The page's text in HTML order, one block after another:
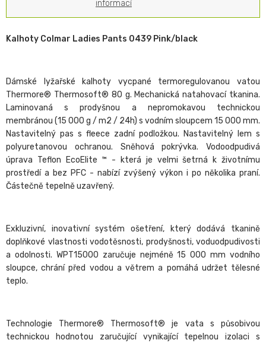
informací
Kalhoty Colmar Ladies Pants 0439 Pink/black
Dámské lyžařské kalhoty vycpané termoregulovanou vatou
Thermore® Thermosoft® 80 g. Mechanická natahovací tkanina.
Laminovaná s prodyšnou a nepromokavou technickou
membránou (15 000 g / m2 / 24h) s vodním sloupcem 15 000 mm.
Nastavitelný pas s fleece zadní podložkou. Nastavitelný lem s
polyuretanovou ochranou. Sněhová pokrývka. Vodoodpudivá
úprava Teflon EcoElite ™ - která je velmi šetrná k životnímu
prostředí a bez PFC - nabízí zvýšený výkon i po několika praní.
Částečně tepelně uzavřený.
Exkluzivní, inovativní systém ošetření, který dodává tkanině
doplňkové vlastnosti vodotěsnosti, prodyšnosti, voduodpudivosti
a odolnosti. WPT15000 zaručuje nejméně 15 000 mm vodního
sloupce, chrání před vodou a větrem a pomáhá udržet tělesné
teplo.
Technologie Thermore® Thermosoft® je vata s působivou
technickou hodnotou zaručující vynikající tepelnou izolaci s